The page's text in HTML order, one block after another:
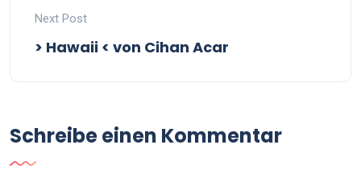
Next Post
> Hawaii < von Cihan Acar
Schreibe einen Kommentar